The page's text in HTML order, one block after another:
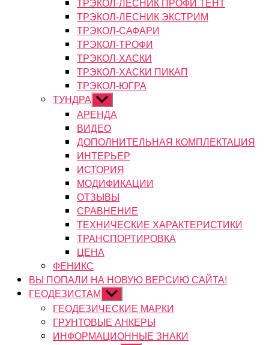
ТРЭКОЛ-ЛЕСНИК ЭКСТРИМ
ТРЭКОЛ-САФАРИ
ТРЭКОЛ-ТРОФИ
ТРЭКОЛ-ХАСКИ
ТРЭКОЛ-ХАСКИ ПИКАП
ТРЭКОЛ-ЮГРА
ТУНДРА Показывать
подменю
АРЕНДА
ВИДЕО
ДОПОЛНИТЕЛЬНАЯ КОМПЛЕКТАЦИЯ
ИНТЕРЬЕР
ИСТОРИЯ
МОДИФИКАЦИИ
ОТЗЫВЫ
СРАВНЕНИЕ
ТЕХНИЧЕСКИЕ ХАРАКТЕРИСТИКИ
ТРАНСПОРТИРОВКА
ЦЕНА
ФЕНИКС
ВЫ ПОПАЛИ НА НОВУЮ ВЕРСИЮ САЙТА!
ГЕОДЕЗИСТАМ Показывать
подменю
ГЕОДЕЗИЧЕСКИЕ МАРКИ
ГРУНТОВЫЕ АНКЕРЫ
ИНФОРМАЦИОННЫЕ ЗНАКИ